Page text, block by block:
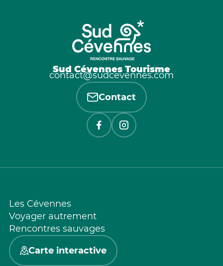
Sud Cévennes Tourisme
contact@sudcevennes.com
Contact
Les Cévennes
Voyager autrement
Rencontres sauvages
Carte interactive